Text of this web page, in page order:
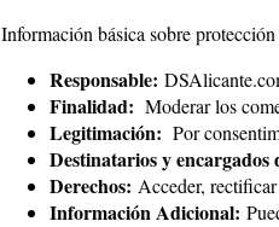
Información básica sobre protección
Responsable:
Finalidad: Moderar los
Legitimación: Por
Destinatarios y encargados
Derechos: Acceder,
Información Adicional: